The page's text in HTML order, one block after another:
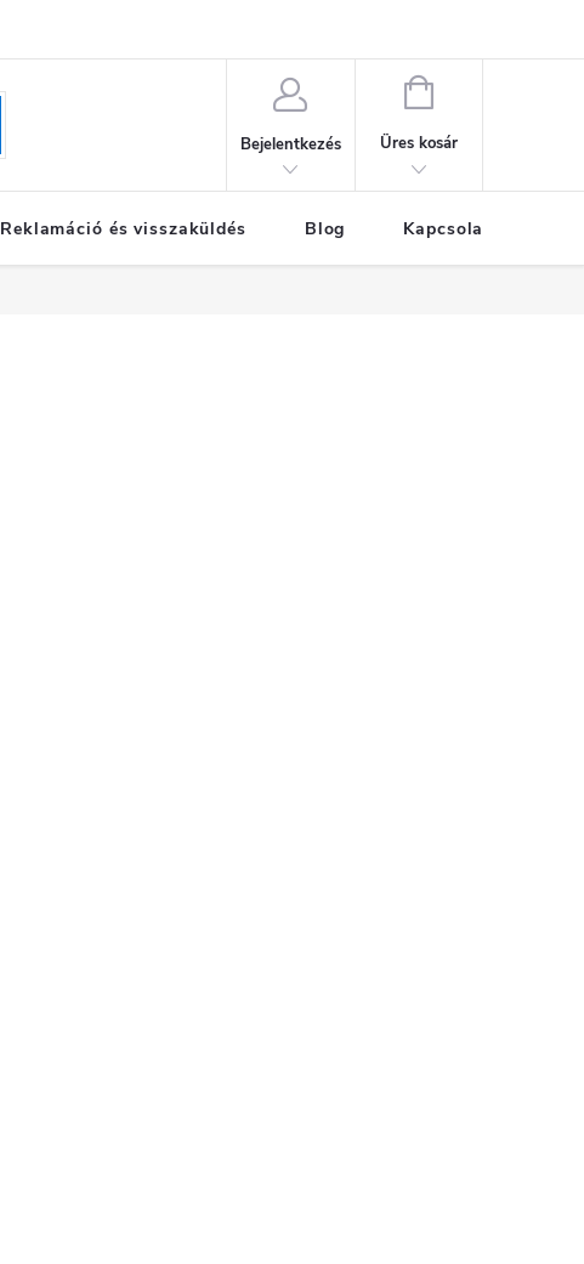
Bejelentkezés
KOSÁR
Üres kosár
Reklamáció és visszaküldés Blog Kapcsolat